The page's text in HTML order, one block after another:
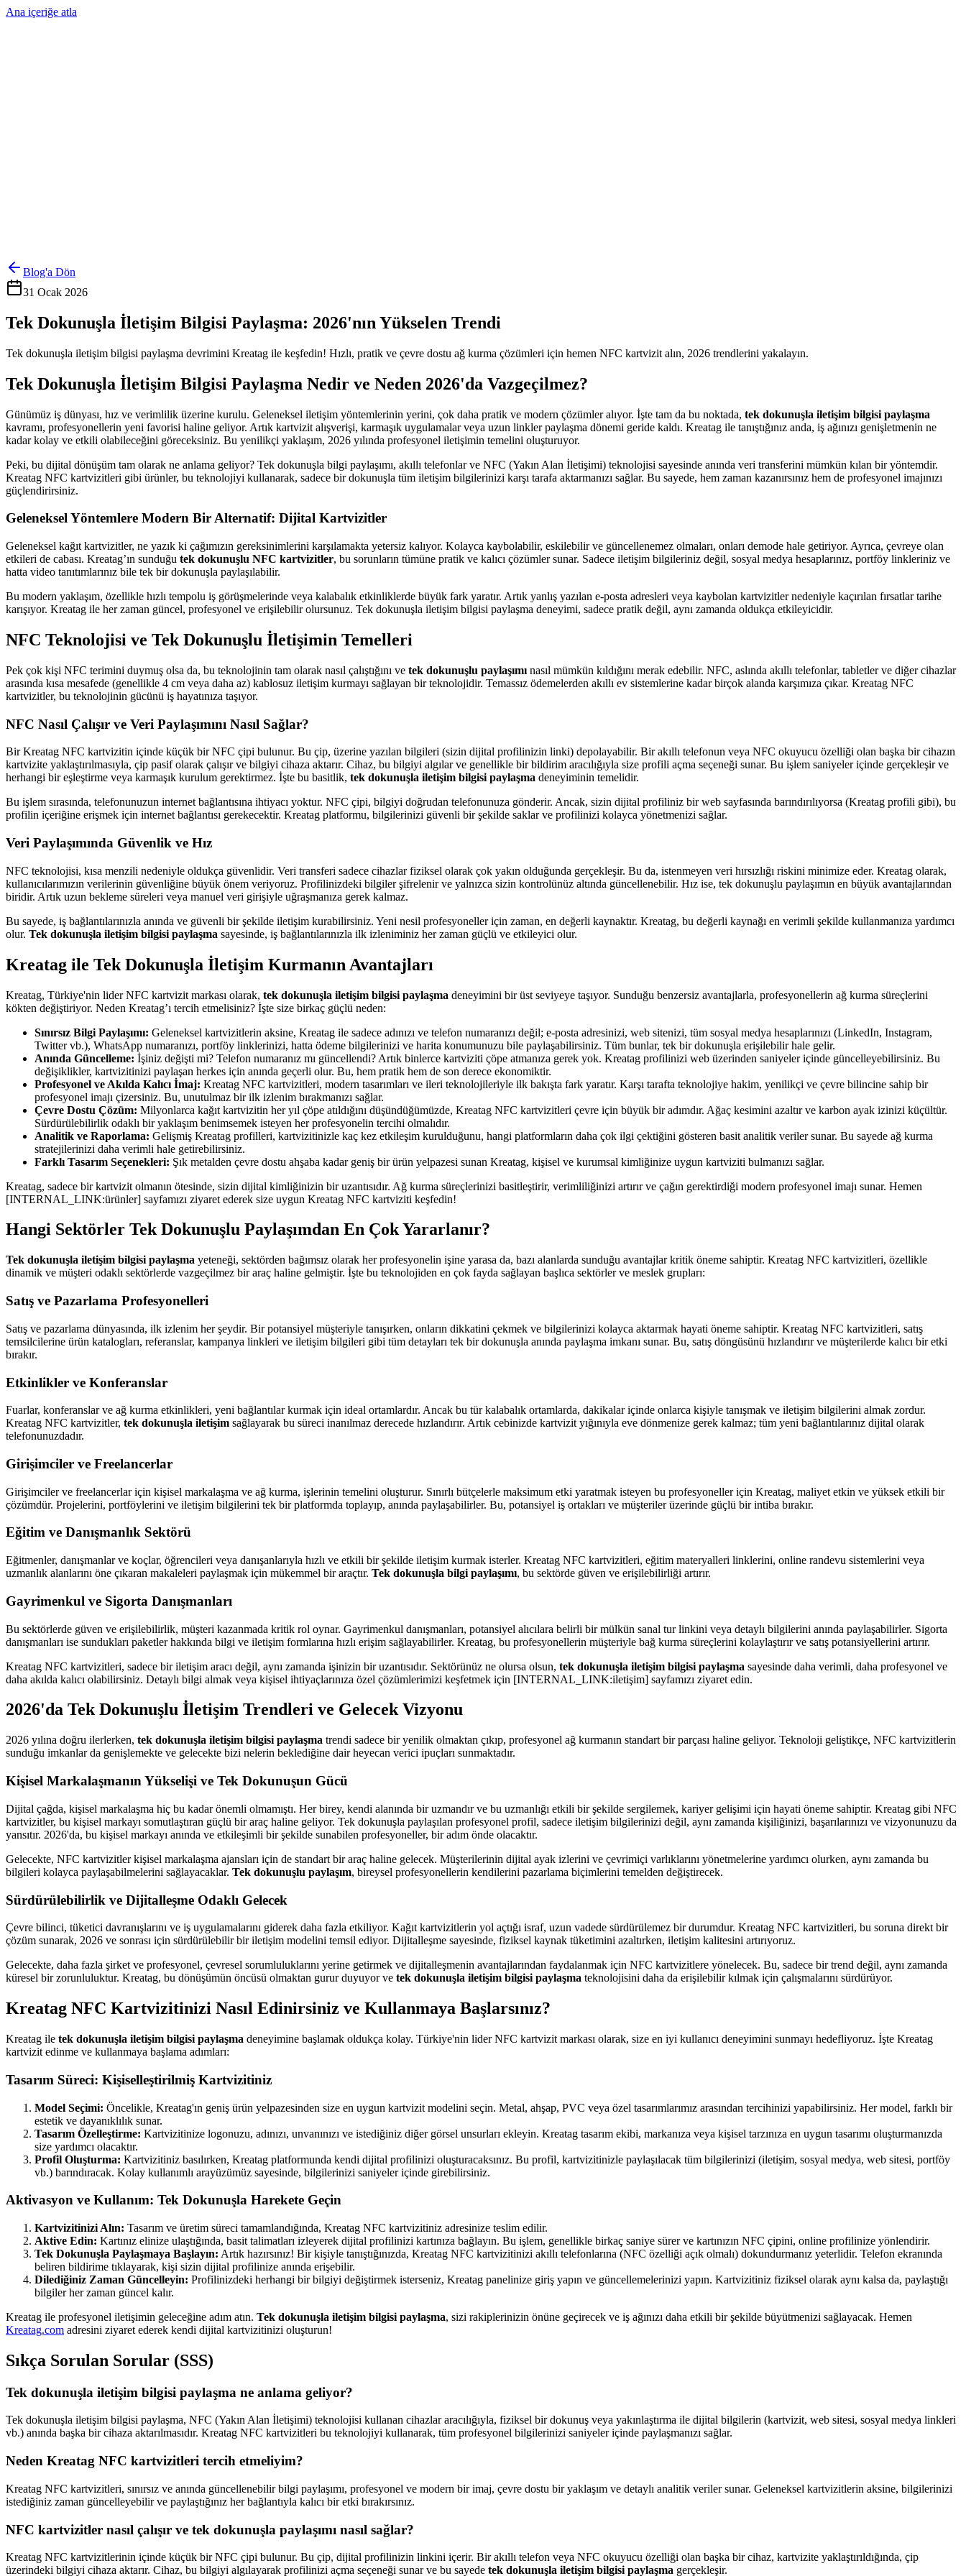
Ana içeriğe atla
Blog'a Dön
31 Ocak 2026
Tek Dokunuşla İletişim Bilgisi Paylaşma: 2026'nın Yükselen Trendi
Tek dokunuşla iletişim bilgisi paylaşma devrimini Kreatag ile keşfedin! Hızlı, pratik ve çevre dostu ağ kurma çözümleri için hemen NFC kartvizit alın, 2026 trendlerini yakalayın.
Tek Dokunuşla İletişim Bilgisi Paylaşma Nedir ve Neden 2026'da Vazgeçilmez?
Günümüz iş dünyası, hız ve verimlilik üzerine kurulu. Geleneksel iletişim yöntemlerinin yerini, çok daha pratik ve modern çözümler alıyor. İşte tam da bu noktada, tek dokunuşla iletişim bilgisi paylaşma
kavramı, profesyonellerin yeni favorisi haline geliyor. Artık kartvizit alışverişi, karmaşık uygulamalar veya uzun linkler paylaşma dönemi geride kaldı. Kreatag ile tanıştığınız anda, iş ağınızı genişletmenin ne
kadar kolay ve etkili olabileceğini göreceksiniz. Bu yenilikçi yaklaşım, 2026 yılında profesyonel iletişimin temelini oluşturuyor.
Peki, bu dijital dönüşüm tam olarak ne anlama geliyor? Tek dokunuşla bilgi paylaşımı, akıllı telefonlar ve NFC (Yakın Alan İletişimi) teknolojisi sayesinde anında veri transferini mümkün kılan bir yöntemdir.
Kreatag NFC kartvizitleri gibi ürünler, bu teknolojiyi kullanarak, sadece bir dokunuşla tüm iletişim bilgilerinizi karşı tarafa aktarmanızı sağlar. Bu sayede, hem zaman kazanırsınız hem de profesyonel imajınızı
güçlendirirsiniz.
Geleneksel Yöntemlere Modern Bir Alternatif: Dijital Kartvizitler
Geleneksel kağıt kartvizitler, ne yazık ki çağımızın gereksinimlerini karşılamakta yetersiz kalıyor. Kolayca kaybolabilir, eskilebilir ve güncellenemez olmaları, onları demode hale getiriyor. Ayrıca, çevreye olan
etkileri de cabası. Kreatag’ın sunduğu tek dokunuşlu NFC kartvizitler, bu sorunların tümüne pratik ve kalıcı çözümler sunar. Sadece iletişim bilgileriniz değil, sosyal medya hesaplarınız, portföy linkleriniz ve
hatta video tanıtımlarınız bile tek bir dokunuşla paylaşılabilir.
Bu modern yaklaşım, özellikle hızlı tempolu iş görüşmelerinde veya kalabalık etkinliklerde büyük fark yaratır. Artık yanlış yazılan e-posta adresleri veya kaybolan kartvizitler nedeniyle kaçırılan fırsatlar tarihe
karışıyor. Kreatag ile her zaman güncel, profesyonel ve erişilebilir olursunuz. Tek dokunuşla iletişim bilgisi paylaşma deneyimi, sadece pratik değil, aynı zamanda oldukça etkileyicidir.
NFC Teknolojisi ve Tek Dokunuşlu İletişimin Temelleri
Pek çok kişi NFC terimini duymuş olsa da, bu teknolojinin tam olarak nasıl çalıştığını ve tek dokunuşlu paylaşımı nasıl mümkün kıldığını merak edebilir. NFC, aslında akıllı telefonlar, tabletler ve diğer cihazlar
arasında kısa mesafede (genellikle 4 cm veya daha az) kablosuz iletişim kurmayı sağlayan bir teknolojidir. Temassız ödemelerden akıllı ev sistemlerine kadar birçok alanda karşımıza çıkar. Kreatag NFC
kartvizitler, bu teknolojinin gücünü iş hayatınıza taşıyor.
NFC Nasıl Çalışır ve Veri Paylaşımını Nasıl Sağlar?
Bir Kreatag NFC kartvizitin içinde küçük bir NFC çipi bulunur. Bu çip, üzerine yazılan bilgileri (sizin dijital profilinizin linki) depolayabilir. Bir akıllı telefonun veya NFC okuyucu özelliği olan başka bir cihazın
kartvizite yaklaştırılmasıyla, çip pasif olarak çalışır ve bilgiyi cihaza aktarır. Cihaz, bu bilgiyi algılar ve genellikle bir bildirim aracılığıyla size profili açma seçeneği sunar. Bu işlem saniyeler içinde gerçekleşir ve
herhangi bir eşleştirme veya karmaşık kurulum gerektirmez. İşte bu basitlik, tek dokunuşla iletişim bilgisi paylaşma deneyiminin temelidir.
Bu işlem sırasında, telefonunuzun internet bağlantısına ihtiyacı yoktur. NFC çipi, bilgiyi doğrudan telefonunuza gönderir. Ancak, sizin dijital profiliniz bir web sayfasında barındırılıyorsa (Kreatag profili gibi), bu
profilin içeriğine erişmek için internet bağlantısı gerekecektir. Kreatag platformu, bilgilerinizi güvenli bir şekilde saklar ve profilinizi kolayca yönetmenizi sağlar.
Veri Paylaşımında Güvenlik ve Hız
NFC teknolojisi, kısa menzili nedeniyle oldukça güvenlidir. Veri transferi sadece cihazlar fiziksel olarak çok yakın olduğunda gerçekleşir. Bu da, istenmeyen veri hırsızlığı riskini minimize eder. Kreatag olarak,
kullanıcılarımızın verilerinin güvenliğine büyük önem veriyoruz. Profilinizdeki bilgiler şifrelenir ve yalnızca sizin kontrolünüz altında güncellenebilir. Hız ise, tek dokunuşlu paylaşımın en büyük avantajlarından
biridir. Artık uzun bekleme süreleri veya manuel veri girişiyle uğraşmanıza gerek kalmaz.
Bu sayede, iş bağlantılarınızla anında ve güvenli bir şekilde iletişim kurabilirsiniz. Yeni nesil profesyoneller için zaman, en değerli kaynaktır. Kreatag, bu değerli kaynağı en verimli şekilde kullanmanıza yardımcı
olur. Tek dokunuşla iletişim bilgisi paylaşma sayesinde, iş bağlantılarınızla ilk izleniminiz her zaman güçlü ve etkileyici olur.
Kreatag ile Tek Dokunuşla İletişim Kurmanın Avantajları
Kreatag, Türkiye'nin lider NFC kartvizit markası olarak, tek dokunuşla iletişim bilgisi paylaşma deneyimini bir üst seviyeye taşıyor. Sunduğu benzersiz avantajlarla, profesyonellerin ağ kurma süreçlerini
kökten değiştiriyor. Neden Kreatag’ı tercih etmelisiniz? İşte size birkaç güçlü neden:
Sınırsız Bilgi Paylaşımı: Geleneksel kartvizitlerin aksine, Kreatag ile sadece adınızı ve telefon numaranızı değil; e-posta adresinizi, web sitenizi, tüm sosyal medya hesaplarınızı (LinkedIn, Instagram,
Twitter vb.), WhatsApp numaranızı, portföy linklerinizi, hatta ödeme bilgilerinizi ve harita konumunuzu bile paylaşabilirsiniz. Tüm bunlar, tek bir dokunuşla erişilebilir hale gelir.
Anında Güncelleme: İşiniz değişti mi? Telefon numaranız mı güncellendi? Artık binlerce kartviziti çöpe atmanıza gerek yok. Kreatag profilinizi web üzerinden saniyeler içinde güncelleyebilirsiniz. Bu
değişiklikler, kartvizitinizi paylaşan herkes için anında geçerli olur. Bu, hem pratik hem de son derece ekonomiktir.
Profesyonel ve Akılda Kalıcı İmaj: Kreatag NFC kartvizitleri, modern tasarımları ve ileri teknolojileriyle ilk bakışta fark yaratır. Karşı tarafta teknolojiye hakim, yenilikçi ve çevre bilincine sahip bir
profesyonel imajı çizersiniz. Bu, unutulmaz bir ilk izlenim bırakmanızı sağlar.
Çevre Dostu Çözüm: Milyonlarca kağıt kartvizitin her yıl çöpe atıldığını düşündüğümüzde, Kreatag NFC kartvizitleri çevre için büyük bir adımdır. Ağaç kesimini azaltır ve karbon ayak izinizi küçültür.
Sürdürülebilirlik odaklı bir yaklaşım benimsemek isteyen her profesyonelin tercihi olmalıdır.
Analitik ve Raporlama: Gelişmiş Kreatag profilleri, kartvizitinizle kaç kez etkileşim kurulduğunu, hangi platformların daha çok ilgi çektiğini gösteren basit analitik veriler sunar. Bu sayede ağ kurma
stratejilerinizi daha verimli hale getirebilirsiniz.
Farklı Tasarım Seçenekleri: Şık metalden çevre dostu ahşaba kadar geniş bir ürün yelpazesi sunan Kreatag, kişisel ve kurumsal kimliğinize uygun kartviziti bulmanızı sağlar.
Kreatag, sadece bir kartvizit olmanın ötesinde, sizin dijital kimliğinizin bir uzantısıdır. Ağ kurma süreçlerinizi basitleştirir, verimliliğinizi artırır ve çağın gerektirdiği modern profesyonel imajı sunar. Hemen
[INTERNAL_LINK:ürünler] sayfamızı ziyaret ederek size uygun Kreatag NFC kartviziti keşfedin!
Hangi Sektörler Tek Dokunuşlu Paylaşımdan En Çok Yararlanır?
Tek dokunuşla iletişim bilgisi paylaşma yeteneği, sektörden bağımsız olarak her profesyonelin işine yarasa da, bazı alanlarda sunduğu avantajlar kritik öneme sahiptir. Kreatag NFC kartvizitleri, özellikle
dinamik ve müşteri odaklı sektörlerde vazgeçilmez bir araç haline gelmiştir. İşte bu teknolojiden en çok fayda sağlayan başlıca sektörler ve meslek grupları:
Satış ve Pazarlama Profesyonelleri
Satış ve pazarlama dünyasında, ilk izlenim her şeydir. Bir potansiyel müşteriyle tanışırken, onların dikkatini çekmek ve bilgilerinizi kolayca aktarmak hayati öneme sahiptir. Kreatag NFC kartvizitleri, satış
temsilcilerine ürün katalogları, referanslar, kampanya linkleri ve iletişim bilgileri gibi tüm detayları tek bir dokunuşla anında paylaşma imkanı sunar. Bu, satış döngüsünü hızlandırır ve müşterilerde kalıcı bir etki
bırakır.
Etkinlikler ve Konferanslar
Fuarlar, konferanslar ve ağ kurma etkinlikleri, yeni bağlantılar kurmak için ideal ortamlardır. Ancak bu tür kalabalık ortamlarda, dakikalar içinde onlarca kişiyle tanışmak ve iletişim bilgilerini almak zordur.
Kreatag NFC kartvizitler, tek dokunuşla iletişim sağlayarak bu süreci inanılmaz derecede hızlandırır. Artık cebinizde kartvizit yığınıyla eve dönmenize gerek kalmaz; tüm yeni bağlantılarınız dijital olarak
telefonunuzdadır.
Girişimciler ve Freelancerlar
Girişimciler ve freelancerlar için kişisel markalaşma ve ağ kurma, işlerinin temelini oluşturur. Sınırlı bütçelerle maksimum etki yaratmak isteyen bu profesyoneller için Kreatag, maliyet etkin ve yüksek etkili bir
çözümdür. Projelerini, portföylerini ve iletişim bilgilerini tek bir platformda toplayıp, anında paylaşabilirler. Bu, potansiyel iş ortakları ve müşteriler üzerinde güçlü bir intiba bırakır.
Eğitim ve Danışmanlık Sektörü
Eğitmenler, danışmanlar ve koçlar, öğrencileri veya danışanlarıyla hızlı ve etkili bir şekilde iletişim kurmak isterler. Kreatag NFC kartvizitleri, eğitim materyalleri linklerini, online randevu sistemlerini veya
uzmanlık alanlarını öne çıkaran makaleleri paylaşmak için mükemmel bir araçtır. Tek dokunuşla bilgi paylaşımı, bu sektörde güven ve erişilebilirliği artırır.
Gayrimenkul ve Sigorta Danışmanları
Bu sektörlerde güven ve erişilebilirlik, müşteri kazanmada kritik rol oynar. Gayrimenkul danışmanları, potansiyel alıcılara belirli bir mülkün sanal tur linkini veya detaylı bilgilerini anında paylaşabilirler. Sigorta
danışmanları ise sundukları paketler hakkında bilgi ve iletişim formlarına hızlı erişim sağlayabilirler. Kreatag, bu profesyonellerin müşteriyle bağ kurma süreçlerini kolaylaştırır ve satış potansiyellerini artırır.
Kreatag NFC kartvizitleri, sadece bir iletişim aracı değil, aynı zamanda işinizin bir uzantısıdır. Sektörünüz ne olursa olsun, tek dokunuşla iletişim bilgisi paylaşma sayesinde daha verimli, daha profesyonel ve
daha akılda kalıcı olabilirsiniz. Detaylı bilgi almak veya kişisel ihtiyaçlarınıza özel çözümlerimizi keşfetmek için [INTERNAL_LINK:iletişim] sayfamızı ziyaret edin.
2026'da Tek Dokunuşlu İletişim Trendleri ve Gelecek Vizyonu
2026 yılına doğru ilerlerken, tek dokunuşla iletişim bilgisi paylaşma trendi sadece bir yenilik olmaktan çıkıp, profesyonel ağ kurmanın standart bir parçası haline geliyor. Teknoloji geliştikçe, NFC kartvizitlerin
sunduğu imkanlar da genişlemekte ve gelecekte bizi nelerin beklediğine dair heyecan verici ipuçları sunmaktadır.
Kişisel Markalaşmanın Yükselişi ve Tek Dokunuşun Gücü
Dijital çağda, kişisel markalaşma hiç bu kadar önemli olmamıştı. Her birey, kendi alanında bir uzmandır ve bu uzmanlığı etkili bir şekilde sergilemek, kariyer gelişimi için hayati öneme sahiptir. Kreatag gibi NFC
kartvizitler, bu kişisel markayı somutlaştıran güçlü bir araç haline geliyor. Tek dokunuşla paylaşılan profesyonel profil, sadece iletişim bilgilerinizi değil, aynı zamanda kişiliğinizi, başarılarınızı ve vizyonunuzu da
yansıtır. 2026'da, bu kişisel markayı anında ve etkileşimli bir şekilde sunabilen profesyoneller, bir adım önde olacaktır.
Gelecekte, NFC kartvizitler kişisel markalaşma ajansları için de standart bir araç haline gelecek. Müşterilerinin dijital ayak izlerini ve çevrimiçi varlıklarını yönetmelerine yardımcı olurken, aynı zamanda bu
bilgileri kolayca paylaşabilmelerini sağlayacaklar. Tek dokunuşlu paylaşım, bireysel profesyonellerin kendilerini pazarlama biçimlerini temelden değiştirecek.
Sürdürülebilirlik ve Dijitalleşme Odaklı Gelecek
Çevre bilinci, tüketici davranışlarını ve iş uygulamalarını giderek daha fazla etkiliyor. Kağıt kartvizitlerin yol açtığı israf, uzun vadede sürdürülemez bir durumdur. Kreatag NFC kartvizitleri, bu soruna direkt bir
çözüm sunarak, 2026 ve sonrası için sürdürülebilir bir iletişim modelini temsil ediyor. Dijitalleşme sayesinde, fiziksel kaynak tüketimini azaltırken, iletişim kalitesini artırıyoruz.
Gelecekte, daha fazla şirket ve profesyonel, çevresel sorumluluklarını yerine getirmek ve dijitalleşmenin avantajlarından faydalanmak için NFC kartvizitlere yönelecek. Bu, sadece bir trend değil, aynı zamanda
küresel bir zorunluluktur. Kreatag, bu dönüşümün öncüsü olmaktan gurur duyuyor ve tek dokunuşla iletişim bilgisi paylaşma teknolojisini daha da erişilebilir kılmak için çalışmalarını sürdürüyor.
Kreatag NFC Kartvizitinizi Nasıl Edinirsiniz ve Kullanmaya Başlarsınız?
Kreatag ile tek dokunuşla iletişim bilgisi paylaşma deneyimine başlamak oldukça kolay. Türkiye'nin lider NFC kartvizit markası olarak, size en iyi kullanıcı deneyimini sunmayı hedefliyoruz. İşte Kreatag
kartvizit edinme ve kullanmaya başlama adımları:
Tasarım Süreci: Kişiselleştirilmiş Kartvizitiniz
Model Seçimi: Öncelikle, Kreatag'ın geniş ürün yelpazesinden size en uygun kartvizit modelini seçin. Metal, ahşap, PVC veya özel tasarımlarımız arasından tercihinizi yapabilirsiniz. Her model, farklı bir
estetik ve dayanıklılık sunar.
Tasarım Özelleştirme: Kartvizitinize logonuzu, adınızı, unvanınızı ve istediğiniz diğer görsel unsurları ekleyin. Kreatag tasarım ekibi, markanıza veya kişisel tarzınıza en uygun tasarımı oluşturmanızda
size yardımcı olacaktır.
Profil Oluşturma: Kartvizitiniz basılırken, Kreatag platformunda kendi dijital profilinizi oluşturacaksınız. Bu profil, kartvizitinizle paylaşılacak tüm bilgilerinizi (iletişim, sosyal medya, web sitesi, portföy
vb.) barındıracak. Kolay kullanımlı arayüzümüz sayesinde, bilgilerinizi saniyeler içinde girebilirsiniz.
Aktivasyon ve Kullanım: Tek Dokunuşla Harekete Geçin
Kartvizitinizi Alın: Tasarım ve üretim süreci tamamlandığında, Kreatag NFC kartvizitiniz adresinize teslim edilir.
Aktive Edin: Kartınız elinize ulaştığında, basit talimatları izleyerek dijital profilinizi kartınıza bağlayın. Bu işlem, genellikle birkaç saniye sürer ve kartınızın NFC çipini, online profilinize yönlendirir.
Tek Dokunuşla Paylaşmaya Başlayın: Artık hazırsınız! Bir kişiyle tanıştığınızda, Kreatag NFC kartvizitinizi akıllı telefonlarına (NFC özelliği açık olmalı) dokundurmanız yeterlidir. Telefon ekranında
beliren bildirime tıklayarak, kişi sizin dijital profilinize anında erişebilir.
Dilediğiniz Zaman Güncelleyin: Profilinizdeki herhangi bir bilgiyi değiştirmek isterseniz, Kreatag panelinize giriş yapın ve güncellemelerinizi yapın. Kartvizitiniz fiziksel olarak aynı kalsa da, paylaştığı
bilgiler her zaman güncel kalır.
Kreatag ile profesyonel iletişimin geleceğine adım atın. Tek dokunuşla iletişim bilgisi paylaşma, sizi rakiplerinizin önüne geçirecek ve iş ağınızı daha etkili bir şekilde büyütmenizi sağlayacak. Hemen
Kreatag.com adresini ziyaret ederek kendi dijital kartvizitinizi oluşturun!
Sıkça Sorulan Sorular (SSS)
Tek dokunuşla iletişim bilgisi paylaşma ne anlama geliyor?
Tek dokunuşla iletişim bilgisi paylaşma, NFC (Yakın Alan İletişimi) teknolojisi kullanan cihazlar aracılığıyla, fiziksel bir dokunuş veya yakınlaştırma ile dijital bilgilerin (kartvizit, web sitesi, sosyal medya linkleri
vb.) anında başka bir cihaza aktarılmasıdır. Kreatag NFC kartvizitleri bu teknolojiyi kullanarak, tüm profesyonel bilgilerinizi saniyeler içinde paylaşmanızı sağlar.
Neden Kreatag NFC kartvizitleri tercih etmeliyim?
Kreatag NFC kartvizitleri, sınırsız ve anında güncellenebilir bilgi paylaşımı, profesyonel ve modern bir imaj, çevre dostu bir yaklaşım ve detaylı analitik veriler sunar. Geleneksel kartvizitlerin aksine, bilgilerinizi
istediğiniz zaman güncelleyebilir ve paylaştığınız her bağlantıyla kalıcı bir etki bırakırsınız.
NFC kartvizitler nasıl çalışır ve tek dokunuşla paylaşımı nasıl sağlar?
Kreatag NFC kartvizitlerinin içinde küçük bir NFC çipi bulunur. Bu çip, dijital profilinizin linkini içerir. Bir akıllı telefon veya NFC okuyucu özelliği olan başka bir cihaz, kartvizite yaklaştırıldığında, çip
üzerindeki bilgiyi cihaza aktarır. Cihaz, bu bilgiyi algılayarak profilinizi açma seçeneği sunar ve bu sayede tek dokunuşla iletişim bilgisi paylaşma gerçekleşir.